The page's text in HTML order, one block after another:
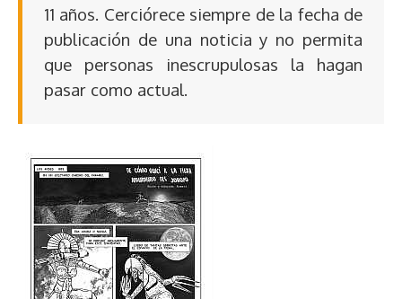
11 años. Cerciórece siempre de la fecha de
publicación de una noticia y no permita
que personas inescrupulosas la hagan
pasar como actual.